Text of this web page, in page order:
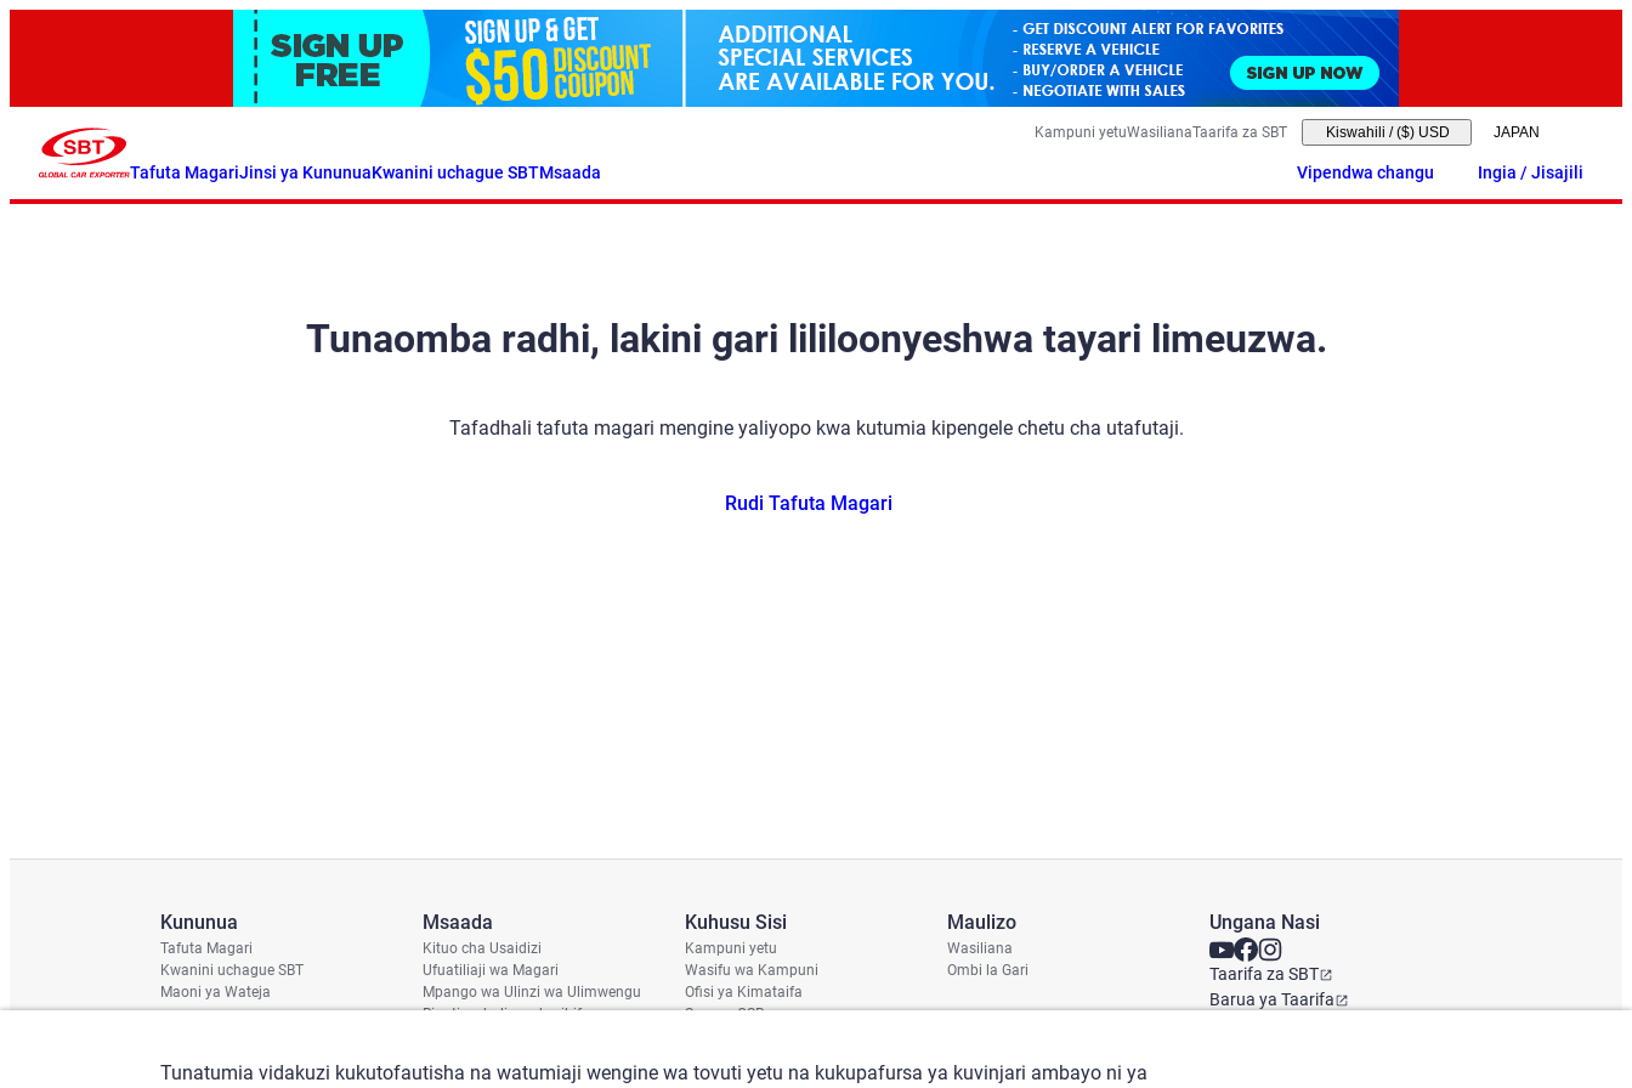
Tafuta MagariJinsi ya KununuaKwanini uchague SBTMsaada
Kampuni yetuWasilianaTaarifa za SBT Kiswahili / ($) USD
Vipendwa changu Ingia / Jisajili
Tunaomba radhi, lakini gari lililoonyeshwa tayari limeuzwa.
Tafadhali tafuta magari mengine yaliyopo kwa kutumia kipengele chetu cha utafutaji.
Rudi Tafuta Magari
Kununua
Tafuta Magari
Kwanini uchague SBT
Maoni ya Wateja
Msaada
Kituo cha Usaidizi
Ufuatiliaji wa Magari
Mpango wa Ulinzi wa Ulimwengu
Ripoti ya hali ya uharibifu
Kuhusu Sisi
Kampuni yetu
Wasifu wa Kampuni
Ofisi ya Kimataifa
Sera ya CSR
Maulizo
Wasiliana
Ombi la Gari
Ungana Nasi
Taarifa za SBT
Barua ya Taarifa
Tunatumia vidakuzi kukutofautisha na watumiaji wengine wa tovuti yetu na kukupafursa ya kuvinjari ambayo ni ya